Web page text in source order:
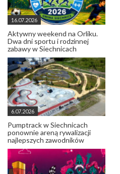
16.07.2026
Aktywny weekend na Orliku.
Dwa dni sportu i rodzinnej
zabawy w Siechnicach
6.07.2026
Pumptrack w Siechnicach
ponownie areną rywalizacji
najlepszych zawodników